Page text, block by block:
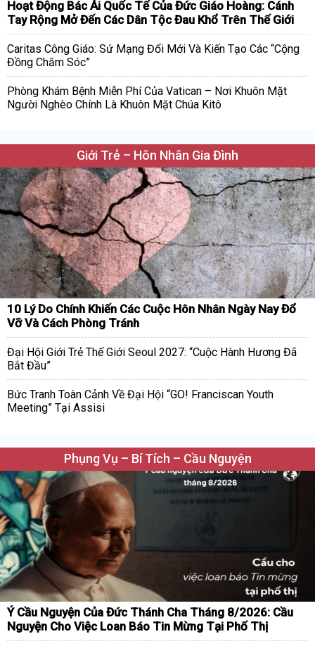
Hoạt Động Bác Ái Quốc Tế Của Đức Giáo Hoàng: Cánh
Tay Rộng Mở Đến Các Dân Tộc Đau Khổ Trên Thế Giới
Caritas Công Giáo: Sứ Mạng Đổi Mới Và Kiến Tạo Các “Cộng
Đồng Chăm Sóc”
Phòng Khám Bệnh Miễn Phí Của Vatican – Nơi Khuôn Mặt
Người Nghèo Chính Là Khuôn Mặt Chúa Kitô
Giới Trẻ – Hôn Nhân Gia Đình
10 Lý Do Chính Khiến Các Cuộc Hôn Nhân Ngày Nay Đổ
Vỡ Và Cách Phòng Tránh
Đại Hội Giới Trẻ Thế Giới Seoul 2027: “Cuộc Hành Hương Đã
Bắt Đầu”
Bức Tranh Toàn Cảnh Về Đại Hội “GO! Franciscan Youth
Meeting” Tại Assisi
Phụng Vụ – Bí Tích – Cầu Nguyện
Ý Cầu Nguyện Của Đức Thánh Cha Tháng 8/2026: Cầu
Nguyện Cho Việc Loan Báo Tin Mừng Tại Phố Thị